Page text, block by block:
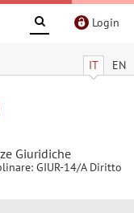
Login
IT EN
Giuridiche
GIUR-14/A Diritto